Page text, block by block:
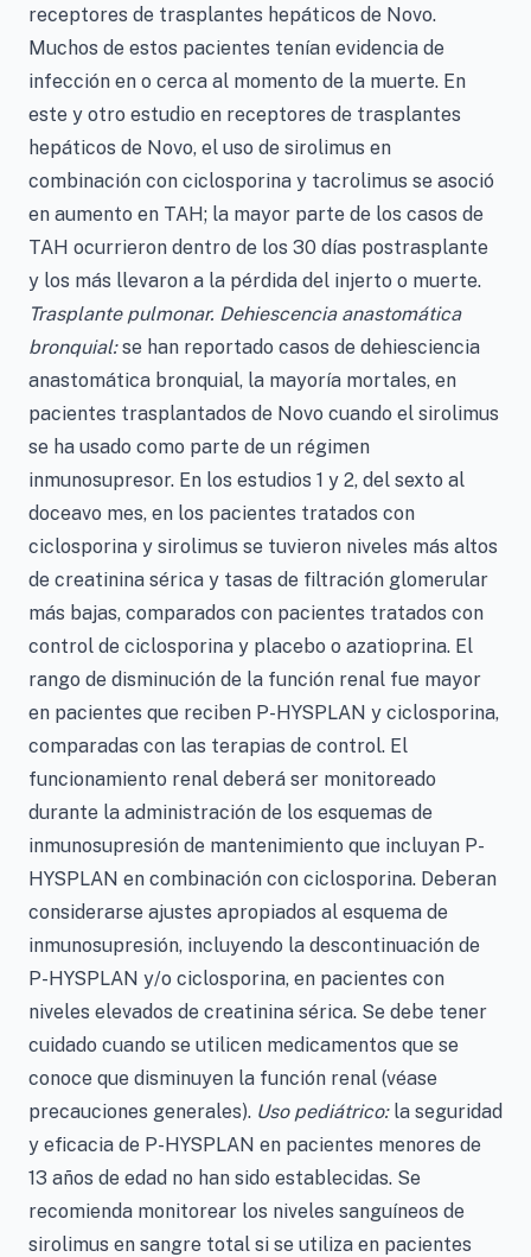
receptores de trasplantes hepáticos de Novo.
Muchos de estos pacientes tenían evidencia de
infección en o cerca al momento de la muerte. En
este y otro estudio en receptores de trasplantes
hepáticos de Novo, el uso de sirolimus en
combinación con ciclosporina y tacrolimus se asoció
en aumento en TAH; la mayor parte de los casos de
TAH ocurrieron dentro de los 30 días postrasplante
y los más llevaron a la pérdida del injerto o muerte.
Trasplante pulmonar. Dehiescencia anastomática
bronquial:se han reportado casos de dehiesciencia
anastomática bronquial, la mayoría mortales, en
pacientes trasplantados de Novo cuando el sirolimus
se ha usado como parte de un régimen
inmunosupresor. En los estudios 1 y 2, del sexto al
doceavo mes, en los pacientes tratados con
ciclosporina y sirolimus se tuvieron niveles más altos
de creatinina sérica y tasas de filtración glomerular
más bajas, comparados con pacientes tratados con
control de ciclosporina y placebo o azatioprina. El
rango de disminución de la función renal fue mayor
en pacientes que reciben P-HYSPLAN y ciclosporina,
comparadas con las terapias de control. El
funcionamiento renal deberá ser monitoreado
durante la administración de los esquemas de
inmunosupresión de mantenimiento que incluyan P-
HYSPLAN en combinación con ciclosporina. Deberan
considerarse ajustes apropiados al esquema de
inmunosupresión, incluyendo la descontinuación de
P-HYSPLAN y/o ciclosporina, en pacientes con
niveles elevados de creatinina sérica. Se debe tener
cuidado cuando se utilicen medicamentos que se
conoce que disminuyen la función renal (véase
precauciones generales). Uso pediátrico:la seguridad
y eficacia de P-HYSPLAN en pacientes menores de
13 años de edad no han sido establecidas. Se
recomienda monitorear los niveles sanguíneos de
sirolimus en sangre total si se utiliza en pacientes